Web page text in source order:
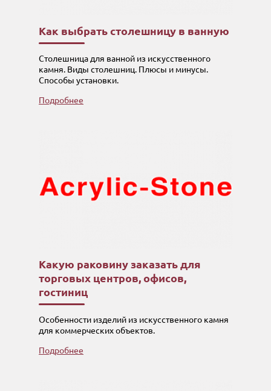
Как выбрать столешницу в ванную
Столешница для ванной из искусственного
камня. Виды столешниц. Плюсы и минусы.
Способы установки.
Подробнее
Какую раковину заказать для
торговых центров, офисов,
гостиниц
Особенности изделий из искусственного камня
для коммерческих объектов.
Подробнее